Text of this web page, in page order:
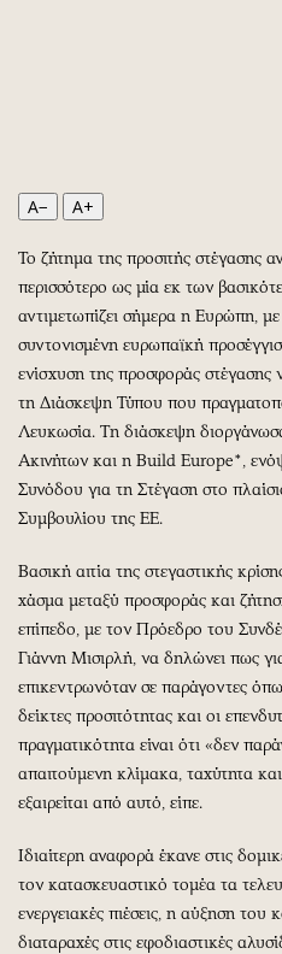
Θέατρο-Χορός
Μουσική
Εικαστικά
Βιβλίο
Χειρόγραφα
A− A+
Το ζήτημα της προσιτής στέγασης
περισσότερο ως μία εκ των
αντιμετωπίζει σήμερα η Ευρώπη,
συντονισμένη ευρωπαϊκή
ενίσχυση της προσφοράς στέγασης
τη Διάσκεψη Τύπου που
Λευκωσία. Τη διάσκεψη
Ακινήτων και η Build Europe*,
Συνόδου για τη Στέγαση στο
Συμβουλίου της ΕΕ.
Βασική αιτία της στεγαστικής
χάσμα μεταξύ προσφοράς και
επίπεδο, με τον Πρόεδρο του
Γιάννη Μισιρλή, να δηλώνει πως
επικεντρωνόταν σε παράγοντες
δείκτες προσιτότητας και οι
πραγματικότητα είναι ότι «δεν
απαιτούμενη κλίμακα, ταχύτητα
εξαιρείται από αυτό, είπε.
Ιδιαίτερη αναφορά έκανε στις
τον κατασκευαστικό τομέα τα
ενεργειακές πιέσεις, η αύξηση του
διαταραχές στις εφοδιαστικές